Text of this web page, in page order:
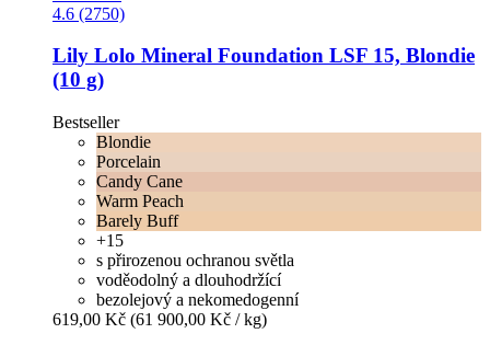
4.6 (2750)
Lily Lolo Mineral Foundation LSF 15, Blondie
(10 g)
Bestseller
Blondie
Porcelain
Candy Cane
Warm Peach
Barely Buff
+15
s přirozenou ochranou světla
voděodolný a dlouhodržící
bezolejový a nekomedogenní
619,00 Kč (61 900,00 Kč / kg)